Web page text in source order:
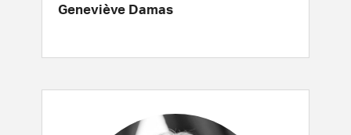
Geneviève Damas